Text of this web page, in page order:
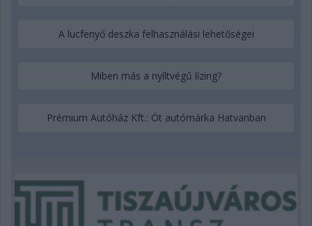
A lucfenyő deszka felhasználási lehetőségei
Miben más a nyíltvégű lízing?
Prémium Autóház Kft.: Öt autómárka Hatvanban